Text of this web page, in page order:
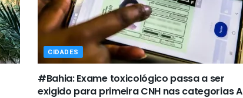
CIDADES
#Bahia: Exame toxicológico passa a ser
exigido para primeira CNH nas categorias A